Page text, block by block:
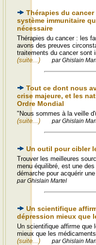
Thérapies du
système immunitaire
nécessaire
Thérapies du cancer : les
avons des preuves
traitements du cancer sont
(suite...)
par Ghislain
Tout ce dont nous
crise majeure, et les
Ordre Mondial
"Nous sommes à la veille
(suite...)
par Ghislain
Un outil pour cibler
Trouver les meilleures
menu équilibré, est une
démarche pour acquérir
par Ghislain Martel
Un scientifique
dépression mieux que
Un scientifique affirme que
mieux que les
(suite...)
par Ghislain